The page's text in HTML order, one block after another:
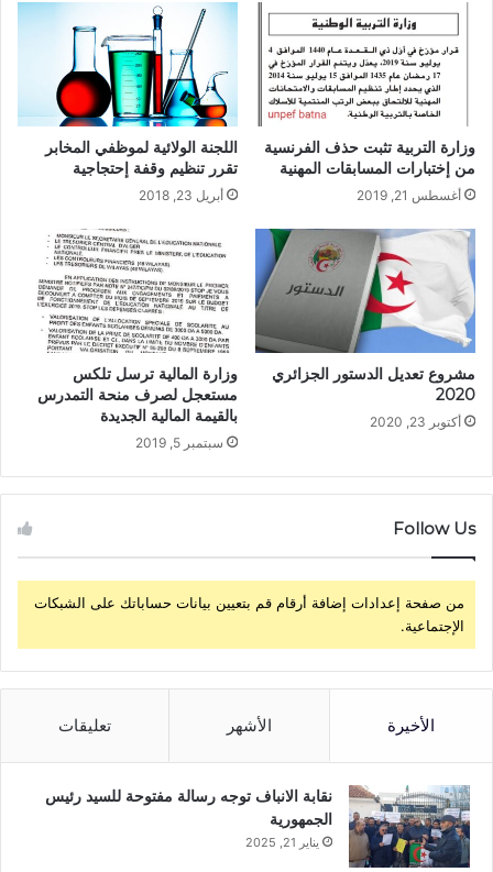
وزارة التربية تثبت حذف الفرنسية
من إختبارات المسابقات المهنية
أغسطس 21, 2019
اللجنة الولائية لموظفي المخابر
تقرر تنظيم وقفة إحتجاجية
أبريل 23, 2018
مشروع تعديل الدستور الجزائري
2020
أكتوبر 23, 2020
وزارة المالية ترسل تلكس
مستعجل لصرف منحة التمدرس
بالقيمة المالية الجديدة
سبتمبر 5, 2019
Follow Us
من صفحة إعدادات إضافة أرقام قم بتعيين بيانات حساباتك على الشبكات
الإجتماعية.
الأخيرة الأشهر تعليقات
نقابة الانباف توجه رسالة مفتوحة للسيد رئيس
الجمهورية
يناير 21, 2025